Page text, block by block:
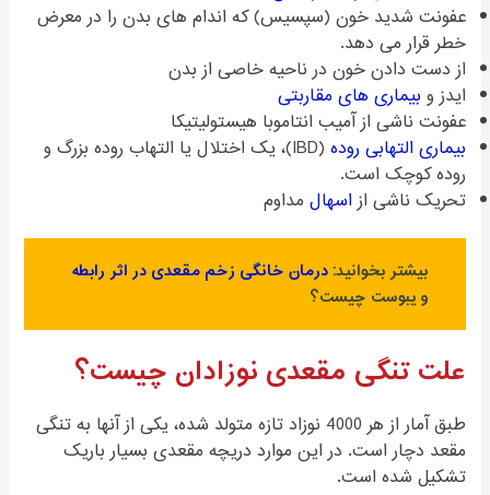
عفونت شدید خون (سپسیس) که اندام های بدن را در معرض
خطر قرار می دهد.
از دست دادن خون در ناحیه خاصی از بدن
ایدز و بیماری های مقاربتی
عفونت ناشی از آمیب انتاموبا هیستولیتیکا
بیماری التهابی روده
(IBD)، یک اختلال یا التهاب روده بزرگ و
روده کوچک است.
تحریک ناشی ازاسهال مداوم
بیشتر بخوانید:درمان خانگی زخم مقعدی در اثر رابطه
و یبوست چیست؟
علت تنگی مقعدی نوزادان چیست؟
طبق آمار از هر 4000 نوزاد تازه متولد شده، یکی از آنها به تنگی
مقعد دچار است. در این موارد دریچه مقعدی بسیار باریک
تشکیل شده است.